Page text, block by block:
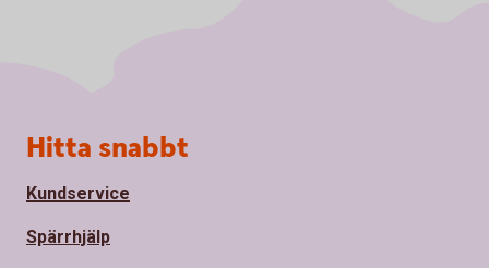
Sidfot
Hitta snabbt
Kundservice
Spärrhjälp